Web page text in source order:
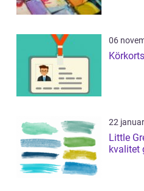
06
22
Little
kvalitet